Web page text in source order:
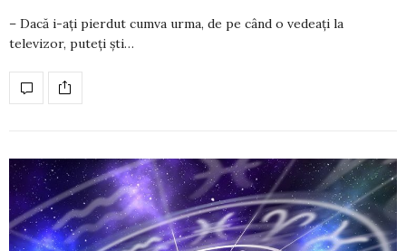
– Dacă i-ați pierdut cumva urma, de pe când o vedeați la
televizor, puteți ști…